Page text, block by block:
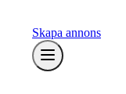
Skapa annons